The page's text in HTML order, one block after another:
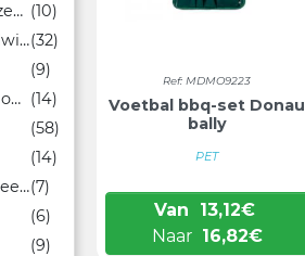
Koffersloten voor Reizen en Promotie (10)
Adapters voor wereldwijde reizen(32)
(9)
Reissets en Sets voor op Reis (14)
(58)
(14)
Slaap oordopjes voor een goede nachtrust(7)
(6)
(9)
Ref: MDMO9223
Voetbal bbq-set Donau
bally
PET
Van 13,12€
Naar 16,82€